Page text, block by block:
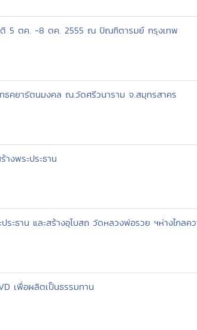
ติ 5 ตค. -8 ตค. 2555 ณ ปัณฑิตารมย์ กรุงเทพ
ธคยารัตนมงคล ณ.วัดศรีวนาราม จ.สมุทรสาคร
งพระประธาน
ะธาน และสร้างอุโบสถ วัดหลวงพ่อรวย ฯห่างไกลค
เพื่อผลิตเป็นธรรมทาน